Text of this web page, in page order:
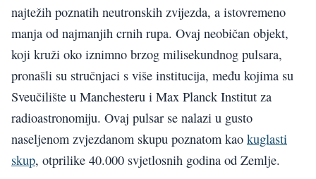
najtežih poznatih neutronskih zvijezda, a istovremeno
manja od najmanjih crnih rupa. Ovaj neobičan objekt,
koji kruži oko iznimno brzog milisekundnog pulsara,
pronašli su stručnjaci s više institucija, među kojima su
Sveučilište u Manchesteru i Max Planck Institut za
radioastronomiju. Ovaj pulsar se nalazi u gusto
naseljenom zvjezdanom skupu poznatom kao kuglasti
skup, otprilike 40.000 svjetlosnih godina od Zemlje.